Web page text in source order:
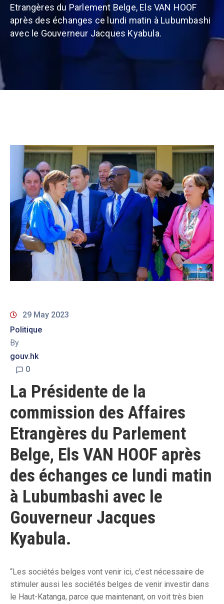
Etrangères du Parlement Belge, Els VAN HOOF
après des échanges ce lundi matin à Lubumbashi
avec le Gouverneur Jacques Kyabula.
29 May 2023
Politique
By
gouv.hk
0
La Présidente de la
commission des Affaires
Etrangères du Parlement
Belge, Els VAN HOOF après
des échanges ce lundi matin
à Lubumbashi avec le
Gouverneur Jacques
Kyabula.
“Les sociétés belges vont venir ici, c’est nécessaire de
stimuler aussi les sociétés belges de venir investir dans
le Haut-Katanga, parce que maintenant, on voit très bien